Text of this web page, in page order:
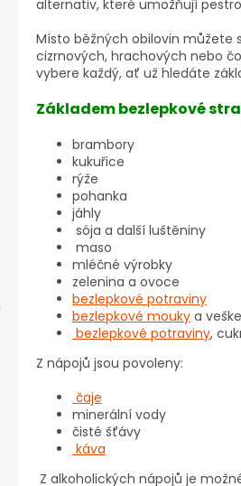
alternativ, které umožňují
Místo běžných obilovin můžete
cizrnových, hrachových nebo
vybere každý, ať už hledáte
Základem bezlepkové
brambory
kukuřice
rýže
pohanka
jáhly
sója a další luštěniny
maso
mléčné výrobky
zelenina a ovoce
bezlepkové potraviny
bezlepkové mouky a
bezlepkové potraviny,
Z nápojů jsou povoleny:
čaje
minerální vody
čisté šťávy
káva
Z alkoholických nápojů je